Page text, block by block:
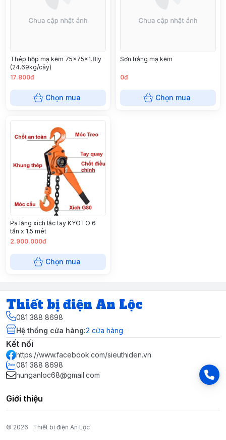
Thép hộp mạ kẽm 75x75x1.8ly
(24.69kg/cây)
17.800đ
Chọn mua
Sơn trắng mạ kẽm
0đ
Chọn mua
Pa lăng xích lắc tay KYOTO 6
tấn x 1,5 mét
2.900.000đ
Chọn mua
Thiết bị điện An Lộc
081 388 8698
Hệ thống cửa hàng:2 cửa hàng
Kết nối
https://www.facebook.com/sieuthiden.vn
081 388 8698
hunganloc68@gmail.com
Giới thiệu
© 2026 Thiết bị điện An Lộc